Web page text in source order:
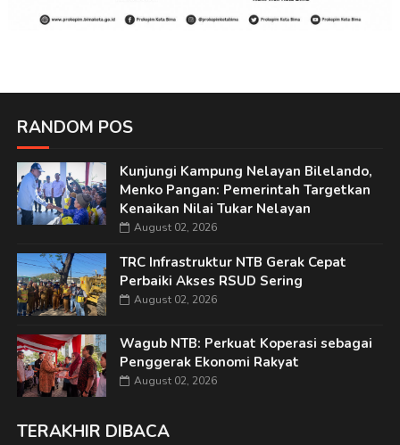
RANDOM POS
Kunjungi Kampung Nelayan Bilelando,
Menko Pangan: Pemerintah Targetkan
Kenaikan Nilai Tukar Nelayan
August 02, 2026
TRC Infrastruktur NTB Gerak Cepat
Perbaiki Akses RSUD Sering
August 02, 2026
Wagub NTB: Perkuat Koperasi sebagai
Penggerak Ekonomi Rakyat
August 02, 2026
TERAKHIR DIBACA